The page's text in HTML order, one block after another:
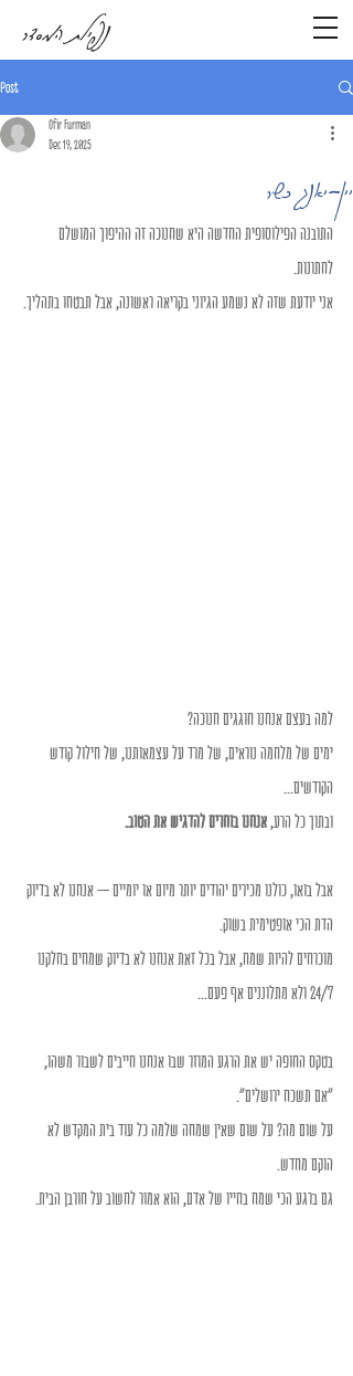
נפילת המסדר
Post
יין-יאנג כשר
Ofir Furman
Dec 19, 2025
התובנה הפילוסופית החדשה היא שחנוכה זה ההיפוך המושלם
לחתונות.
אני יודעת שזה לא נשמע הגיוני בקריאה ראשונה, אבל תבטחו בתהליך.
למה בעצם אנחנו חוגגים חנוכה?
ימים של מלחמה נוראים, של מרד על עצמאותנו, של חילול קודש
הקודשים...
ובתוך כל הרע, אנחנו בוחרים להדגיש את הטוב.
אבל בואו, כולנו מכירים יהודים יותר מיום או יומיים – אנחנו לא בדיוק
הדת הכי אופטימית בשוק.
מוכרחים להיות שמח, אבל בכל זאת אנחנו לא בדיוק שמחים בחלקנו
24/7 ולא מתלוננים אף פעם...
בטקס החופה יש את הרגע המוזר שבו אנחנו חייבים לשבור משהו,
"אם תשכח ירושלים".
על שום מה? על שום שאין שמחה שלמה כל עוד בית המקדש לא
הוקם מחדש.
גם ברגע הכי שמח בחייו של אדם, הוא אמור לחשוב על חורבן הבית.